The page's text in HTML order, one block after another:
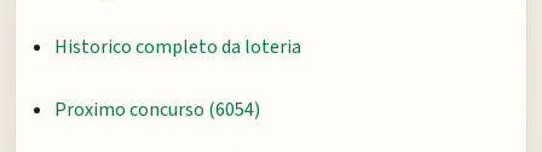
Historico completo da loteria
Proximo concurso (6054)